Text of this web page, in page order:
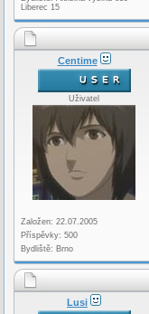
Liberec 15
Centime
Uživatel
Založen: 22.07.2005
Příspěvky: 500
Bydliště: Brno
Lusi